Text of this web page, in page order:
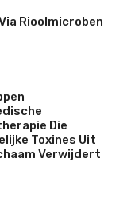
Rioolmicroben
Die
Toxines Uit
Verwijdert